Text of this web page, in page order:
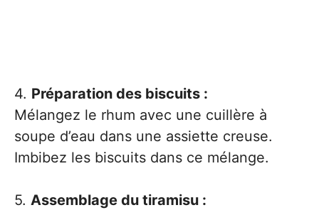
4. Préparation des biscuits :
Mélangez le rhum avec une cuillère à
soupe d’eau dans une assiette creuse.
Imbibez les biscuits dans ce mélange.
5. Assemblage du tiramisu :